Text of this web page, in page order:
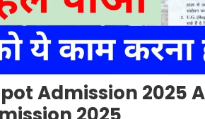
Admission 2025